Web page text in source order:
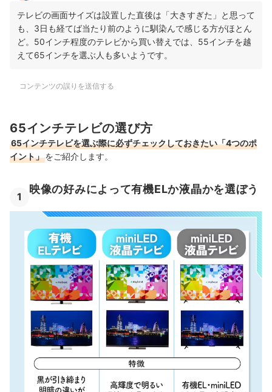
テレビの画面サイズは設置した直後は「大きすぎた」と思って
も、3日も経てば当たり前のように馴染んで感じる方がほとん
ど。50インチ程度のテレビから買い替えでは、55インチを越
えて65インチを選ぶ人も多いようです。
コンテンツの誤りを送信する
65インチテレビの選び方
65インチテレビを選ぶ際に必ずチェックしておきたい「4つのポ
イント」をご紹介します。
1
映像の好みによって有機ELか液晶かを選ぼう